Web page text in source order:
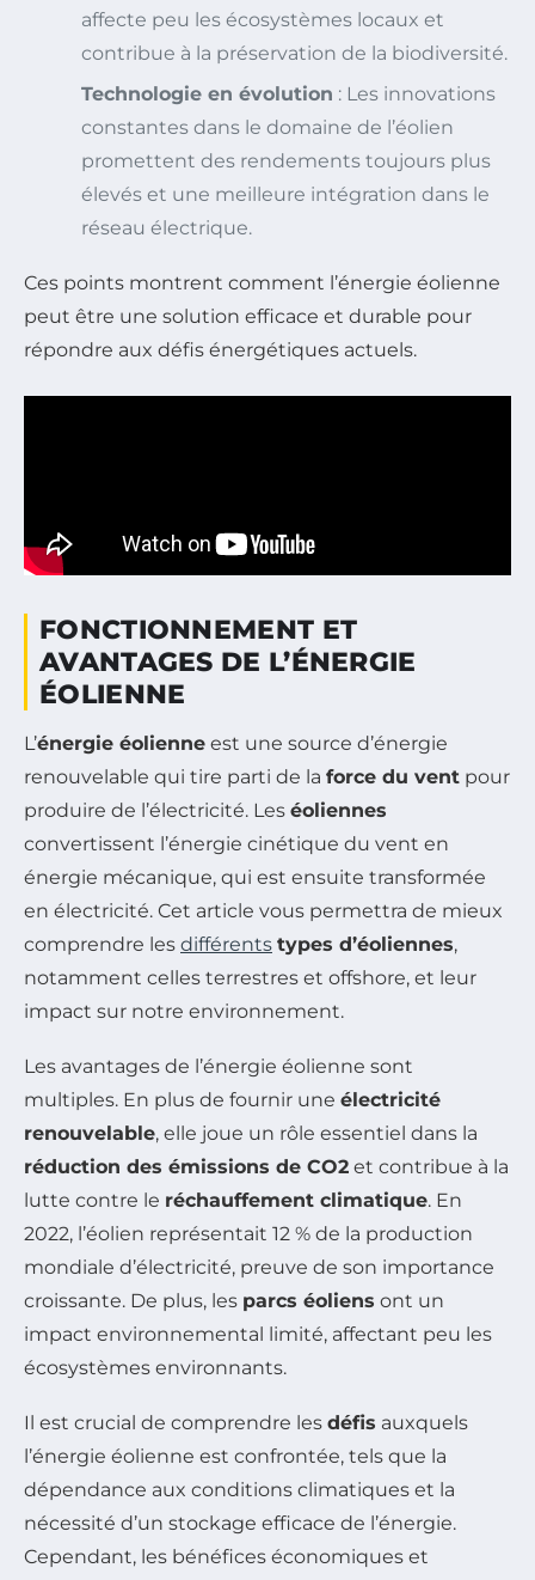
affecte peu les écosystèmes locaux et
contribue à la préservation de la biodiversité.
Technologie en évolution : Les innovations
constantes dans le domaine de l’éolien
promettent des rendements toujours plus
élevés et une meilleure intégration dans le
réseau électrique.
Ces points montrent comment l’énergie éolienne
peut être une solution efficace et durable pour
répondre aux défis énergétiques actuels.
FONCTIONNEMENT ET
AVANTAGES DE L’ÉNERGIE
ÉOLIENNE
L’énergie éolienne est une source d’énergie
renouvelable qui tire parti de la force du vent pour
produire de l’électricité. Les éoliennes
convertissent l’énergie cinétique du vent en
énergie mécanique, qui est ensuite transformée
en électricité. Cet article vous permettra de mieux
comprendre les différents types d’éoliennes,
notamment celles terrestres et offshore, et leur
impact sur notre environnement.
Les avantages de l’énergie éolienne sont
multiples. En plus de fournir une électricité
renouvelable, elle joue un rôle essentiel dans la
réduction des émissions de CO2 et contribue à la
lutte contre le réchauffement climatique. En
2022, l’éolien représentait 12 % de la production
mondiale d’électricité, preuve de son importance
croissante. De plus, les parcs éoliens ont un
impact environnemental limité, affectant peu les
écosystèmes environnants.
Il est crucial de comprendre les défis auxquels
l’énergie éolienne est confrontée, tels que la
dépendance aux conditions climatiques et la
nécessité d’un stockage efficace de l’énergie.
Cependant, les bénéfices économiques et